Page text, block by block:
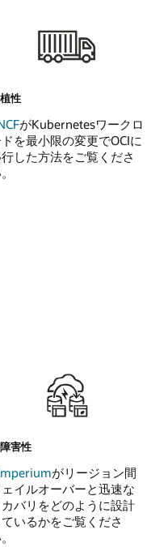
性
がKubernetesワークロ
を最小限の変更でOCIに
した方法をご覧くださ
害性
がリージョン間
イルオーバーと迅速な
カバリをどのように設計
ているかをご覧くださ